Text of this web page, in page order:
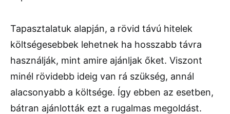
Tapasztalatuk alapján, a rövid távú hitelek
költségesebbek lehetnek ha hosszabb távra
használják, mint amire ajánljak őket. Viszont
minél rövidebb ideig van rá szükség, annál
alacsonyabb a költsége. Így ebben az esetben,
bátran ajánlották ezt a rugalmas megoldást.